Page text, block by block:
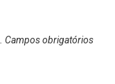
Campos obrigatórios